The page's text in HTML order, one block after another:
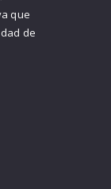
que
de